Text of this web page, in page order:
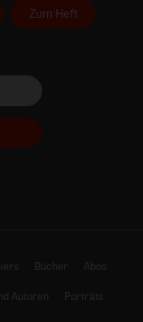
Zum Heft
Bücher Abos
Autoren
Porträts